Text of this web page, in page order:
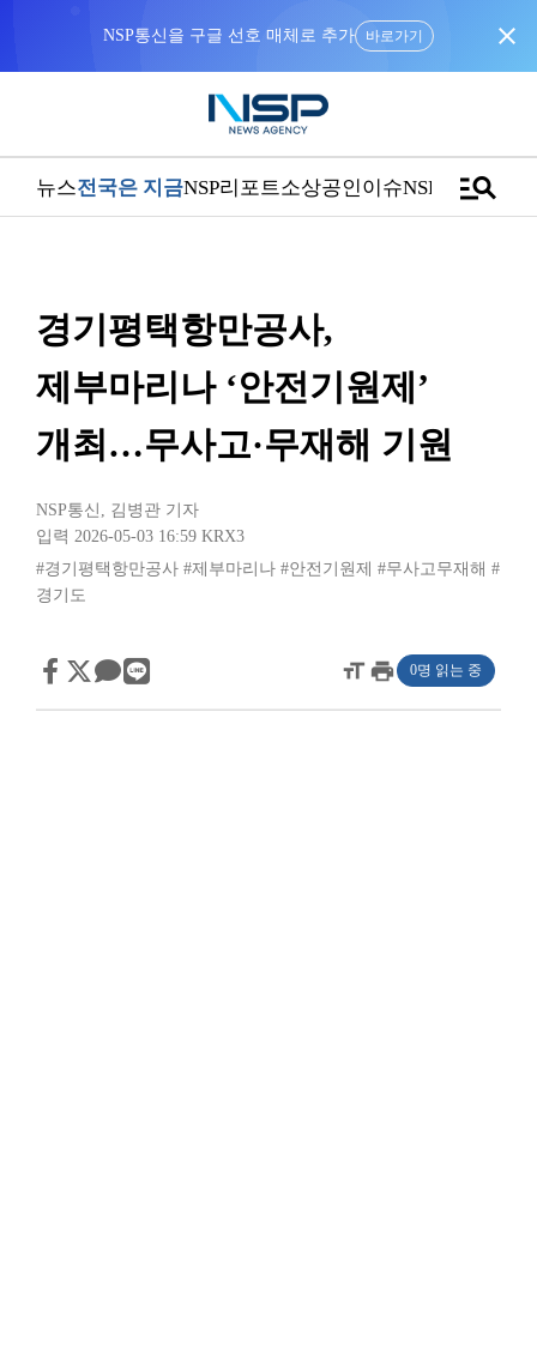
NSP통신을 구글 선호 매체로 추가 바로가기 close
뉴스전국은 지금NSP리포트소상공인이슈NSPTVmanage_search
경기평택항만공사,
제부마리나 ‘안전기원제’
개최…무사고·무재해 기원
NSP통신 , 김병관 기자
입력 2026-05-03 16:59 KRX3
#경기평택항만공사 #제부마리나 #안전기원제 #무사고무재해 #
경기도
format_sizeprint 0명 읽는 중